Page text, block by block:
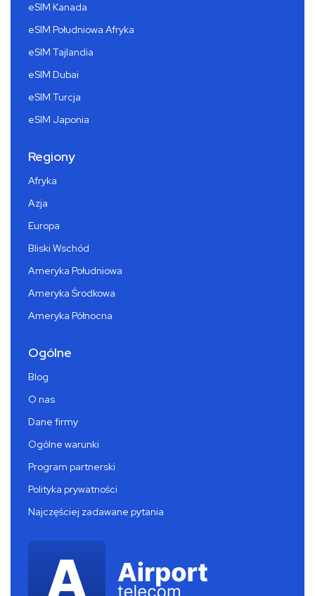
eSIM Kanada
eSIM Południowa Afryka
eSIM Tajlandia
eSIM Dubai
eSIM Turcja
eSIM Japonia
Regiony
Afryka
Azja
Europa
Bliski Wschód
Ameryka Południowa
Ameryka Środkowa
Ameryka Północna
Ogólne
Blog
O nas
Dane firmy
Ogólne warunki
Program partnerski
Polityka prywatności
Najczęściej zadawane pytania